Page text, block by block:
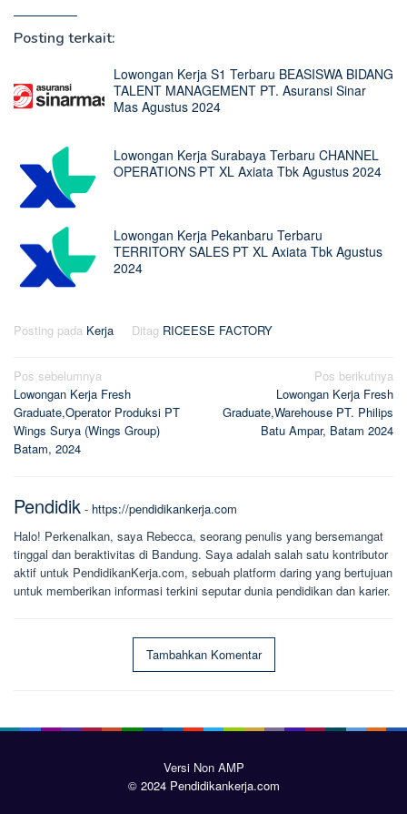
Posting terkait:
Lowongan Kerja S1 Terbaru BEASISWA BIDANG
TALENT MANAGEMENT PT. Asuransi Sinar
Mas Agustus 2024
Lowongan Kerja Surabaya Terbaru CHANNEL
OPERATIONS PT XL Axiata Tbk Agustus 2024
Lowongan Kerja Pekanbaru Terbaru
TERRITORY SALES PT XL Axiata Tbk Agustus
2024
Posting pada Kerja Ditag RICEESE FACTORY
Navigasi
pos
Pos sebelumnya
Lowongan Kerja Fresh
Graduate,Operator Produksi PT
Wings Surya (Wings Group)
Batam, 2024
Pos berikutnya
Lowongan Kerja Fresh
Graduate,Warehouse PT. Philips
Batu Ampar, Batam 2024
Pendidik - https://pendidikankerja.com
Halo! Perkenalkan, saya Rebecca, seorang penulis yang bersemangat
tinggal dan beraktivitas di Bandung. Saya adalah salah satu kontributor
aktif untuk PendidikanKerja.com, sebuah platform daring yang bertujuan
untuk memberikan informasi terkini seputar dunia pendidikan dan karier.
Tambahkan Komentar
Versi Non AMP
© 2024 Pendidikankerja.com